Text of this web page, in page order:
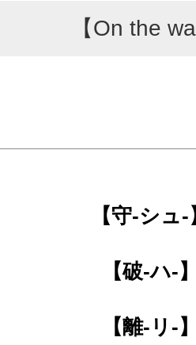
【On the
【守-シュ-
【破-ハ-
【離-リ-